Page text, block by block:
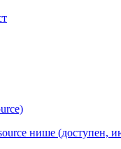
нише (доступен,